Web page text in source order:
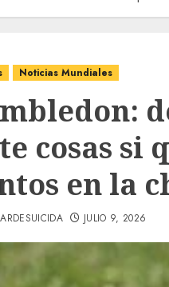
Noticias Mundiales
cosas si
en la
JULIO 9, 2026